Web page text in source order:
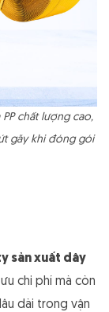
chất lượng cao,
gãy khi đóng gói
sản xuất dây
chi phí mà còn
dài trong vận